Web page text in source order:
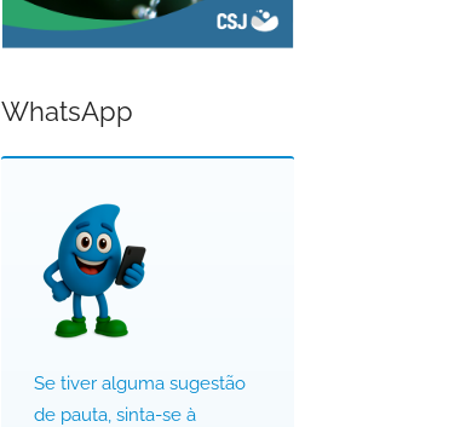
WhatsApp
Se tiver alguma sugestão
de pauta, sinta-se à